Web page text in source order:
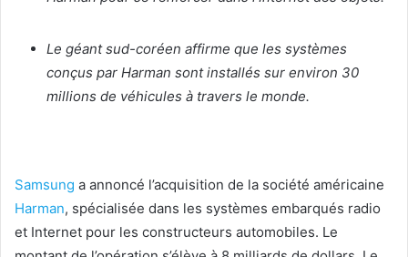
Le géant sud-coréen affirme que les systèmes
conçus par Harman sont installés sur environ 30
millions de véhicules à travers le monde.
Samsung a annoncé l’acquisition de la société américaine
Harman, spécialisée dans les systèmes embarqués radio
et Internet pour les constructeurs automobiles. Le